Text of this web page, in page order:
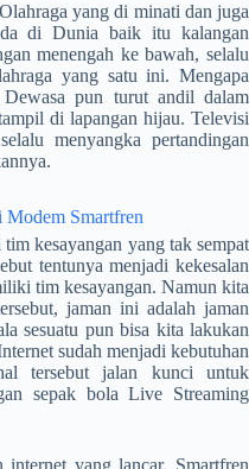
yang di minati dan juga
di Dunia baik itu kalangan
menengah ke bawah, selalu
yang satu ini. Mengapa
pun turut andil dalam
di lapangan hijau. Televisi
menyangka pertandingan
kesayangan yang tak sempat
tentunya menjadi kekesalan
tim kesayangan. Namun kita
jaman ini adalah jaman
sesuatu pun bisa kita lakukan
sudah menjadi kebutuhan
tersebut jalan kunci untuk
sepak bola Live Streaming
yang lancar, Smartfren